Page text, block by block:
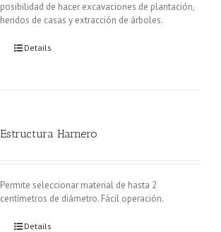
posibilidad de hacer excavaciones de plantación,
heridos de casas y extracción de árboles.
Details
Estructura Harnero
Permite seleccionar material de hasta 2
centímetros de diámetro. Fácil operación.
Details